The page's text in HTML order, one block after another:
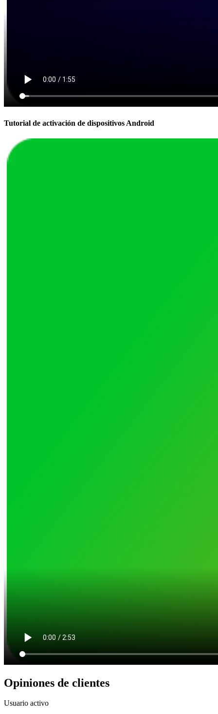
Tutorial de activación de dispositivos Android
Opiniones de clientes
Usuario activo